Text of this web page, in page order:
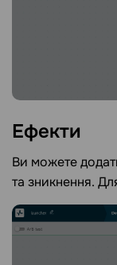
Ефекти
Ви можете
та зникнення.